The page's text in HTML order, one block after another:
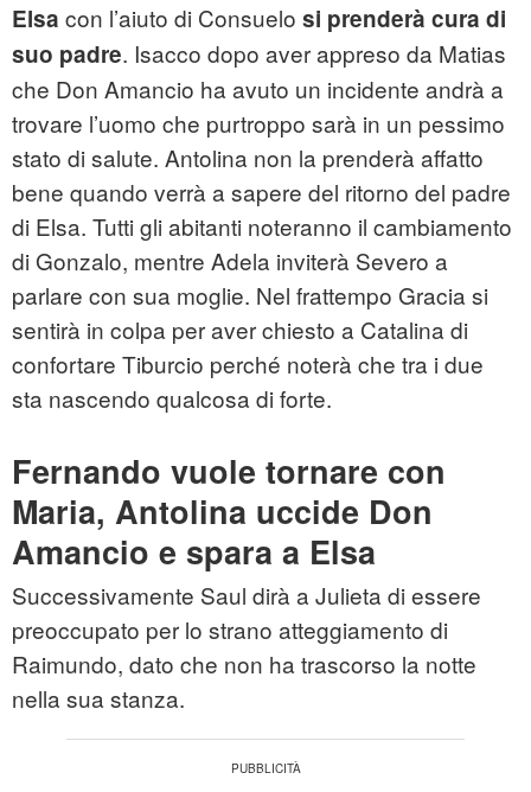
Elsa con l’aiuto di Consuelo si prenderà cura di
suo padre. Isacco dopo aver appreso da Matias
che Don Amancio ha avuto un incidente andrà a
trovare l’uomo che purtroppo sarà in un pessimo
stato di salute. Antolina non la prenderà affatto
bene quando verrà a sapere del ritorno del padre
di Elsa. Tutti gli abitanti noteranno il cambiamento
di Gonzalo, mentre Adela inviterà Severo a
parlare con sua moglie. Nel frattempo Gracia si
sentirà in colpa per aver chiesto a Catalina di
confortare Tiburcio perché noterà che tra i due
sta nascendo qualcosa di forte.
Fernando vuole tornare con
Maria, Antolina uccide Don
Amancio e spara a Elsa
Successivamente Saul dirà a Julieta di essere
preoccupato per lo strano atteggiamento di
Raimundo, dato che non ha trascorso la notte
nella sua stanza.